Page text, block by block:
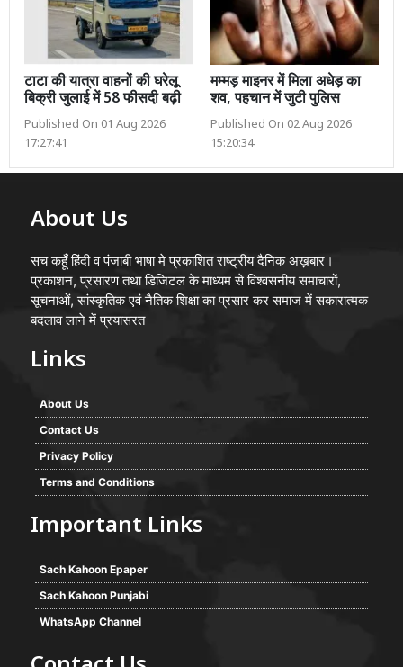
टाटा की यात्रा वाहनों की घरेलू
बिक्री जुलाई में 58 फीसदी बढ़ी
Published On 01 Aug 2026
17:27:41
मम्मड़ माइनर में मिला अधेड़ का
शव, पहचान में जुटी पुलिस
Published On 02 Aug 2026
15:20:34
About Us
सच कहूँ हिंदी व पंजाबी भाषा मे प्रकाशित राष्ट्रीय दैनिक अख़बार।
प्रकाशन, प्रसारण तथा डिजिटल के माध्यम से विश्वसनीय समाचारों,
सूचनाओं, सांस्कृतिक एवं नैतिक शिक्षा का प्रसार कर समाज में सकारात्मक
बदलाव लाने में प्रयासरत
Links
About Us
Contact Us
Privacy Policy
Terms and Conditions
Important Links
Sach Kahoon Epaper
Sach Kahoon Punjabi
WhatsApp Channel